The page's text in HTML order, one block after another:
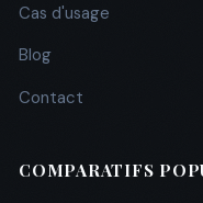
Cas d'usage
Blog
Contact
COMPARATIFS